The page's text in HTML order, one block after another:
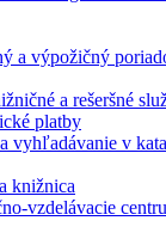
a výpožičný
a rešeršné
platby
vyhľadávanie v
knižnica
vzdelávacie